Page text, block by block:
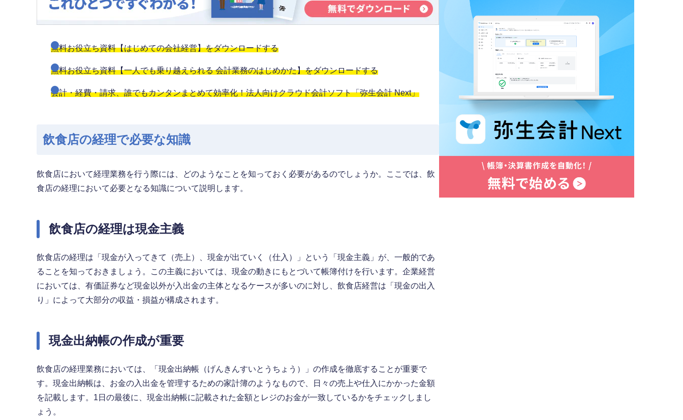
無料お役立ち資料【はじめての会社経営】をダウンロードする
無料お役立ち資料【一人でも乗り越えられる 会計業務のはじめかた】をダウンロードする
会計・経費・請求、誰でもカンタンまとめて効率化！法人向けクラウド会計ソフト「弥生会計 Next」
飲食店の経理で必要な知識
飲食店において経理業務を行う際には、どのようなことを知っておく必要があるのでしょうか。ここでは、飲
食店の経理において必要となる知識について説明します。
飲食店の経理は現金主義
飲食店の経理は「現金が入ってきて（売上）、現金が出ていく（仕入）」という「現金主義」が、一般的であ
ることを知っておきましょう。この主義においては、現金の動きにもとづいて帳簿付けを行います。企業経営
においては、有価証券など現金以外が入出金の主体となるケースが多いのに対し、飲食店経営は「現金の出入
り」によって大部分の収益・損益が構成されます。
現金出納帳の作成が重要
飲食店の経理業務においては、「現金出納帳（げんきんすいとうちょう）」の作成を徹底することが重要で
す。現金出納帳は、お金の入出金を管理するための家計簿のようなもので、日々の売上や仕入にかかった金額
を記載します。1日の最後に、現金出納帳に記載された金額とレジのお金が一致しているかをチェックしまし
ょう。